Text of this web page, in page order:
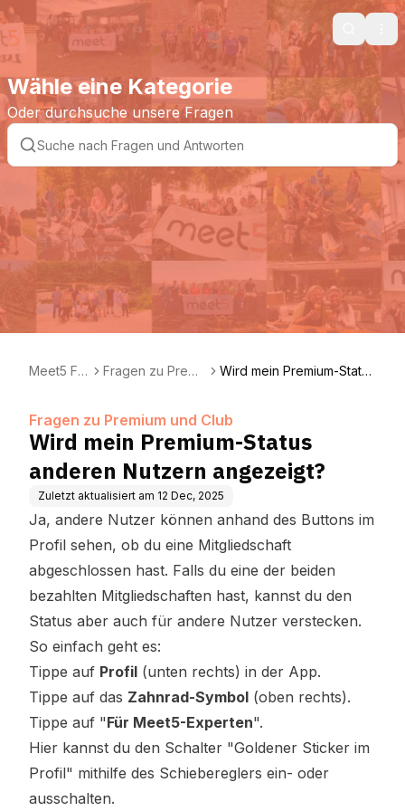
Search
Wähle eine Kategorie
Oder durchsuche unsere Fragen
Meet5 FA
Fragen zu Premi
Wird mein Premium-Status
Fragen zu Premium und Club
Wird mein Premium-Status
anderen Nutzern angezeigt?
Zuletzt aktualisiert am 12 Dec, 2025
Ja, andere Nutzer können anhand des Buttons im
Profil sehen, ob du eine Mitgliedschaft
abgeschlossen hast. Falls du eine der beiden
bezahlten Mitgliedschaften hast, kannst du den
Status aber auch für andere Nutzer verstecken.
So einfach geht es:
Tippe auf Profil (unten rechts) in der App.
Tippe auf das Zahnrad-Symbol (oben rechts).
Tippe auf "Für Meet5-Experten".
Hier kannst du den Schalter "Goldener Sticker im
Profil" mithilfe des Schiebereglers ein- oder
ausschalten.